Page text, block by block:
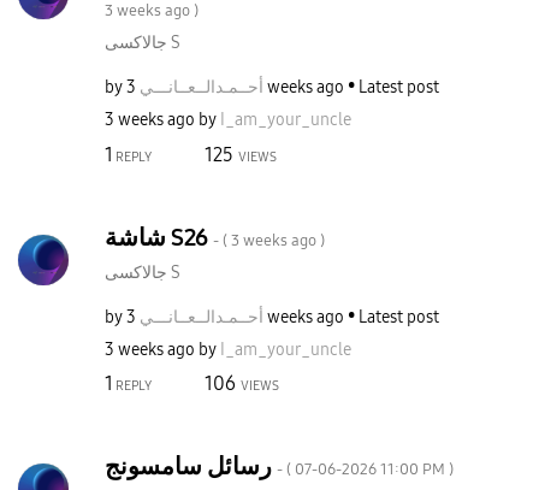
3 weeks ago )
جالاكسى S
by أحــمـدالــعــانـــي 3 weeks ago
Latest post
3 weeks ago by I_am_your_uncle
1 REPLY 125 VIEWS
شاشة S26 - ( 3 weeks ago )
جالاكسى S
by أحــمـدالــعــانـــي 3 weeks ago
Latest post
3 weeks ago by I_am_your_uncle
1 REPLY 106 VIEWS
رسائل سامسونج - ( ‎07-06-2026 11:00 PM )